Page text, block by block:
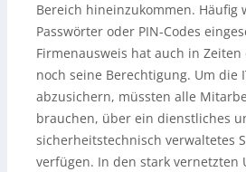
Bereich hineinzukommen. Häufig
Passwörter oder PIN-Codes
Firmenausweis hat auch in Zeiten
noch seine Berechtigung. Um die
abzusichern, müssten alle
brauchen, über ein dienstliches
sicherheitstechnisch verwaltetes
verfügen. In den stark vernetzten